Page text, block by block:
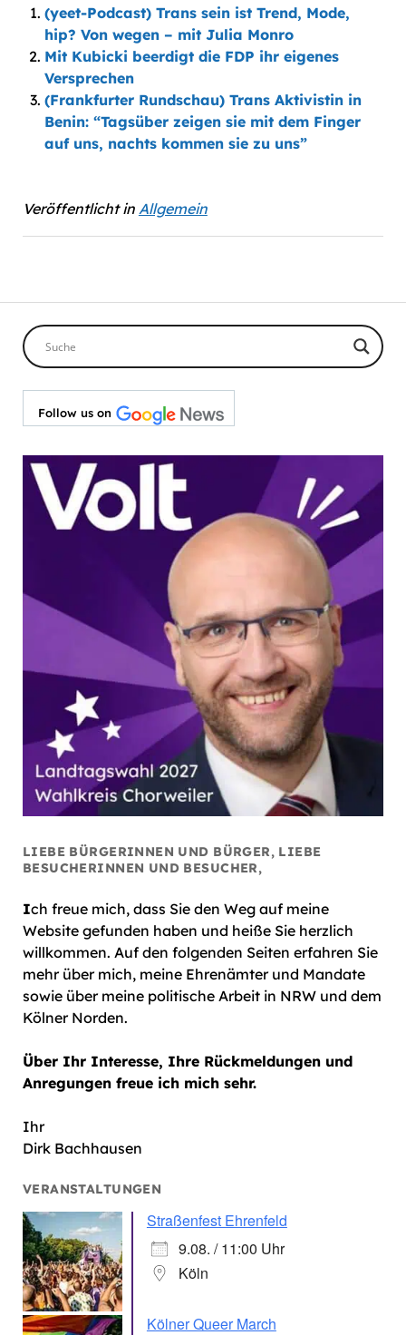
(yeet-Podcast) Trans sein ist Trend, Mode,
hip? Von wegen – mit Julia Monro
Mit Kubicki beerdigt die FDP ihr eigenes
Versprechen
(Frankfurter Rundschau) Trans Aktivistin in
Benin: “Tagsüber zeigen sie mit dem Finger
auf uns, nachts kommen sie zu uns”
Veröffentlicht in Allgemein
Follow us on
LIEBE BÜRGERINNEN UND BÜRGER, LIEBE
BESUCHERINNEN UND BESUCHER,
Ich freue mich, dass Sie den Weg auf meine
Website gefunden haben und heiße Sie herzlich
willkommen. Auf den folgenden Seiten erfahren Sie
mehr über mich, meine Ehrenämter und Mandate
sowie über meine politische Arbeit in NRW und dem
Kölner Norden.
Über Ihr Interesse, Ihre Rückmeldungen und
Anregungen freue ich mich sehr.
Ihr
Dirk Bachhausen
VERANSTALTUNGEN
Straßenfest Ehrenfeld
9.08. / 11:00 Uhr
Köln
Kölner Queer March